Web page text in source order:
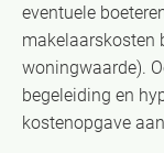
eventuele
makelaarskosten
woningwaarde).
begeleiding en
kostenopgave